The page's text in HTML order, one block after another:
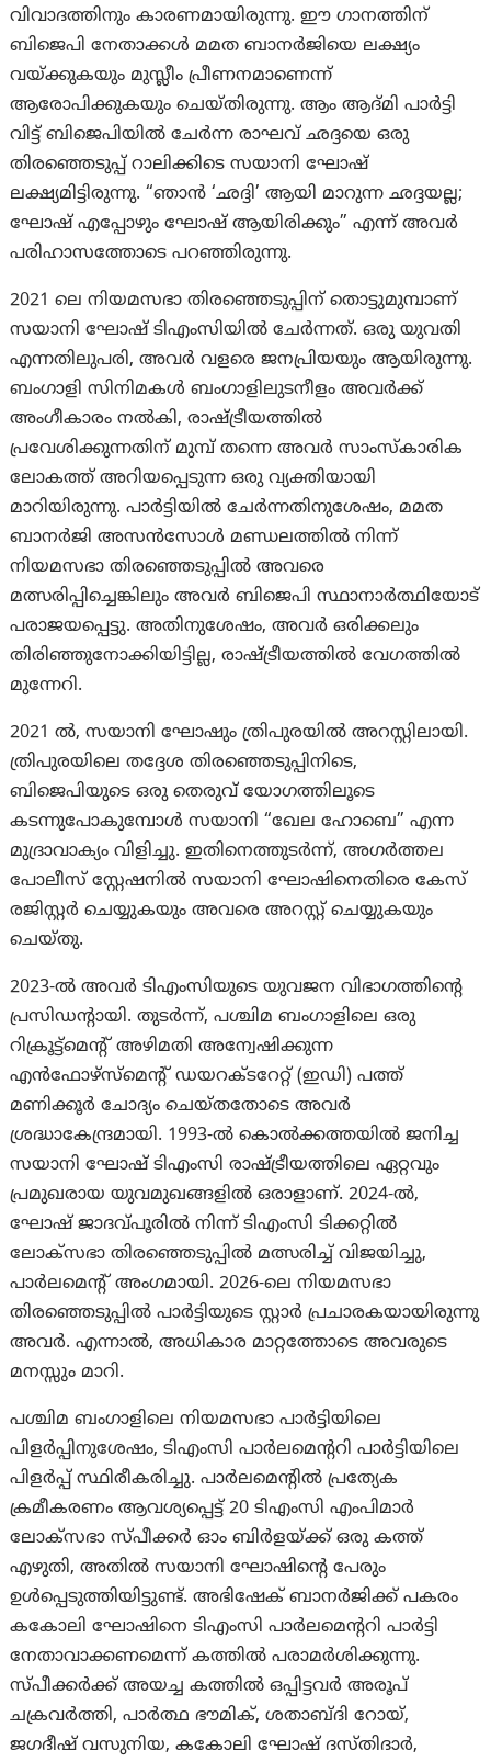
വിവാദത്തിനും കാരണമായിരുന്നു. ഈ ഗാനത്തിന്
ബിജെപി നേതാക്കൾ മമത ബാനർജിയെ ലക്ഷ്യം
വയ്ക്കുകയും മുസ്ലീം പ്രീണനമാണെന്ന്
ആരോപിക്കുകയും ചെയ്തിരുന്നു. ആം ആദ്മി പാർട്ടി
വിട്ട് ബിജെപിയിൽ ചേർന്ന രാഘവ് ഛദ്ദയെ ഒരു
തിരഞ്ഞെടുപ്പ് റാലിക്കിടെ സയാനി ഘോഷ്
ലക്ഷ്യമിട്ടിരുന്നു. “ഞാൻ ‘ഛദ്ദി’ ആയി മാറുന്ന ഛദ്ദയല്ല;
ഘോഷ് എപ്പോഴും ഘോഷ് ആയിരിക്കും” എന്ന് അവർ
പരിഹാസത്തോടെ പറഞ്ഞിരുന്നു.
2021 ലെ നിയമസഭാ തിരഞ്ഞെടുപ്പിന് തൊട്ടുമുമ്പാണ്
സയാനി ഘോഷ് ടിഎംസിയിൽ ചേർന്നത്. ഒരു യുവതി
എന്നതിലുപരി, അവർ വളരെ ജനപ്രിയയും ആയിരുന്നു.
ബംഗാളി സിനിമകൾ ബംഗാളിലുടനീളം അവർക്ക്
അംഗീകാരം നൽകി, രാഷ്ട്രീയത്തിൽ
പ്രവേശിക്കുന്നതിന് മുമ്പ് തന്നെ അവർ സാംസ്കാരിക
ലോകത്ത് അറിയപ്പെടുന്ന ഒരു വ്യക്തിയായി
മാറിയിരുന്നു. പാർട്ടിയിൽ ചേർന്നതിനുശേഷം, മമത
ബാനർജി അസൻസോൾ മണ്ഡലത്തിൽ നിന്ന്
നിയമസഭാ തിരഞ്ഞെടുപ്പിൽ അവരെ
മത്സരിപ്പിച്ചെങ്കിലും അവർ ബിജെപി സ്ഥാനാർത്ഥിയോട്
പരാജയപ്പെട്ടു. അതിനുശേഷം, അവർ ഒരിക്കലും
തിരിഞ്ഞുനോക്കിയിട്ടില്ല, രാഷ്ട്രീയത്തിൽ വേഗത്തിൽ
മുന്നേറി.
2021 ൽ, സയാനി ഘോഷും ത്രിപുരയിൽ അറസ്റ്റിലായി.
ത്രിപുരയിലെ തദ്ദേശ തിരഞ്ഞെടുപ്പിനിടെ,
ബിജെപിയുടെ ഒരു തെരുവ് യോഗത്തിലൂടെ
കടന്നുപോകുമ്പോൾ സയാനി “ഖേല ഹോബെ” എന്ന
മുദ്രാവാക്യം വിളിച്ചു. ഇതിനെത്തുടർന്ന്, അഗർത്തല
പോലീസ് സ്റ്റേഷനിൽ സയാനി ഘോഷിനെതിരെ കേസ്
രജിസ്റ്റർ ചെയ്യുകയും അവരെ അറസ്റ്റ് ചെയ്യുകയും
ചെയ്തു.
2023-ൽ അവർ ടിഎംസിയുടെ യുവജന വിഭാഗത്തിന്റെ
പ്രസിഡന്റായി. തുടർന്ന്, പശ്ചിമ ബംഗാളിലെ ഒരു
റിക്രൂട്ട്മെന്റ് അഴിമതി അന്വേഷിക്കുന്ന
എൻഫോഴ്‌സ്‌മെന്റ് ഡയറക്ടറേറ്റ് (ഇഡി) പത്ത്
മണിക്കൂർ ചോദ്യം ചെയ്തതോടെ അവർ
ശ്രദ്ധാകേന്ദ്രമായി. 1993-ൽ കൊൽക്കത്തയിൽ ജനിച്ച
സയാനി ഘോഷ് ടിഎംസി രാഷ്ട്രീയത്തിലെ ഏറ്റവും
പ്രമുഖരായ യുവമുഖങ്ങളിൽ ഒരാളാണ്. 2024-ൽ,
ഘോഷ് ജാദവ്പൂരിൽ നിന്ന് ടിഎംസി ടിക്കറ്റിൽ
ലോക്‌സഭാ തിരഞ്ഞെടുപ്പിൽ മത്സരിച്ച് വിജയിച്ചു,
പാർലമെന്റ് അംഗമായി. 2026-ലെ നിയമസഭാ
തിരഞ്ഞെടുപ്പിൽ പാർട്ടിയുടെ സ്റ്റാർ പ്രചാരകയായിരുന്നു
അവർ. എന്നാൽ, അധികാര മാറ്റത്തോടെ അവരുടെ
മനസ്സും മാറി.
പശ്ചിമ ബംഗാളിലെ നിയമസഭാ പാർട്ടിയിലെ
പിളർപ്പിനുശേഷം, ടിഎംസി പാർലമെന്ററി പാർട്ടിയിലെ
പിളർപ്പ് സ്ഥിരീകരിച്ചു. പാർലമെന്റിൽ പ്രത്യേക
ക്രമീകരണം ആവശ്യപ്പെട്ട് 20 ടിഎംസി എംപിമാർ
ലോക്സഭാ സ്പീക്കർ ഓം ബിർളയ്ക്ക് ഒരു കത്ത്
എഴുതി, അതിൽ സയാനി ഘോഷിന്റെ പേരും
ഉൾപ്പെടുത്തിയിട്ടുണ്ട്. അഭിഷേക് ബാനർജിക്ക് പകരം
കകോലി ഘോഷിനെ ടിഎംസി പാർലമെന്ററി പാർട്ടി
നേതാവാക്കണമെന്ന് കത്തിൽ പരാമർശിക്കുന്നു.
സ്പീക്കർക്ക് അയച്ച കത്തിൽ ഒപ്പിട്ടവർ അരൂപ്
ചക്രവർത്തി, പാർത്ഥ ഭൗമിക്, ശതാബ്ദി റോയ്,
ജഗദീഷ് വസുനിയ, കകോലി ഘോഷ് ദസ്തിദാർ,